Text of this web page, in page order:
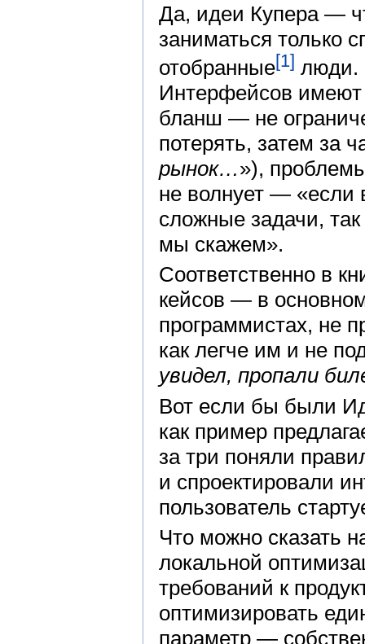
Да, идеи Купера —
заниматься только
отобранные[1] люди.
Интерфейсов имеют
бланш — не
потерять, затем за
рынок…»),
не волнует —
сложные задачи,
мы скажем».
Соответственно в
кейсов — в
программистах, не
как легче им и не
увидел, пропали
Вот если бы были
как пример
за три поняли
и спроектировали
пользователь
Что можно сказать
локальной
требований к
оптимизировать
параметр —